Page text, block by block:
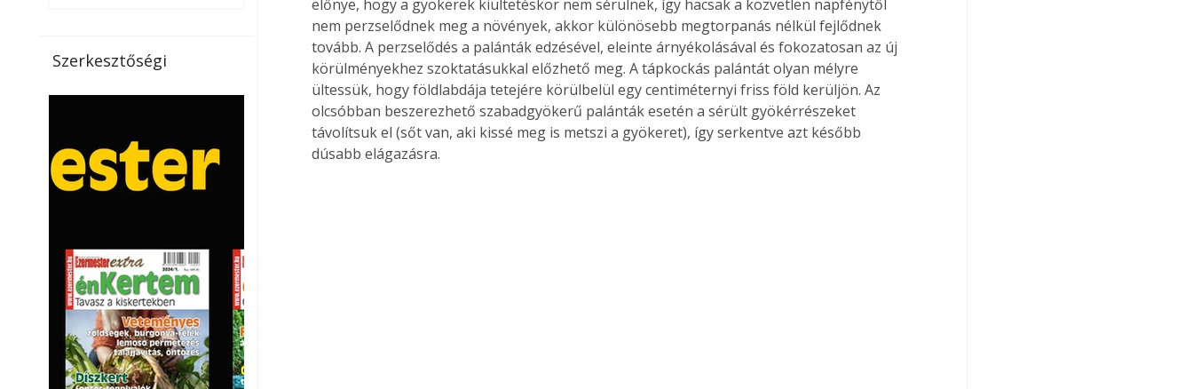
jelentőséget kapott, ahogy a
nyári hőhullámok gyakoribbá és
a megoldást a meleg ellen, ma
már egyre többen keresnek
olyan kültéri hűtési
vendégl
Szerkesztőségi
előnye, hogy a gyökerek kiültetéskor nem sérülnek, így hacsak a közvetlen napfénytől
nem perzselődnek meg a növények, akkor különösebb megtorpanás nélkül fejlődnek
tovább. A perzselődés a palánták edzésével, eleinte árnyékolásával és fokozatosan az új
körülményekhez szoktatásukkal előzhető meg. A tápkockás palántát olyan mélyre
ültessük, hogy földlabdája tetejére körülbelül egy centiméternyi friss föld kerüljön. Az
olcsóbban beszerezhető szabadgyökerű palánták esetén a sérült gyökérrészeket
távolítsuk el (sőt van, aki kissé meg is metszi a gyökeret), így serkentve azt később
dúsabb elágazásra.